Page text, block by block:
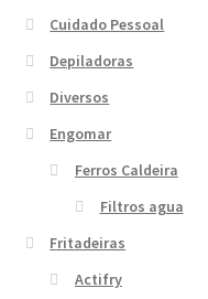
Cuidado Pessoal
Depiladoras
Diversos
Engomar
Ferros Caldeira
Filtros agua
Fritadeiras
Actifry